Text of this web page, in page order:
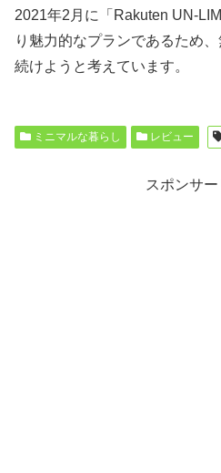
2021年2月に「Rakuten UN-
り魅力的なプランであるため
続けようと考えています。
ミニマルな暮らし レビュー
スポンサー